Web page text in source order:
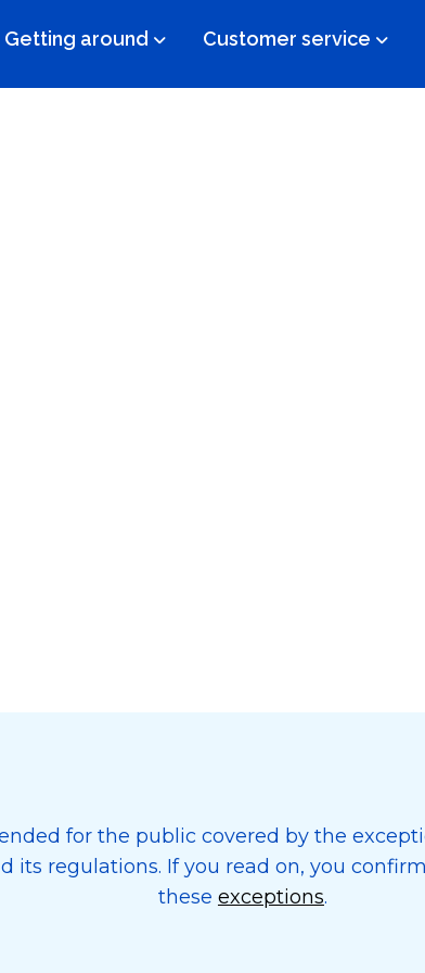
Getting around Customer service​
for the public covered by the
its regulations. If you read on, you
these exceptions.